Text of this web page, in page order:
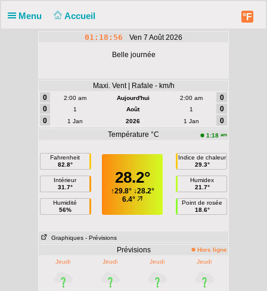
Menu Accueil °F
01:18:57 Ven 7 Août 2026
Belle journée
Maxi. Vent | Rafale - km/h
0
2:00 am Aujourd'hui 2:00 am
0
0
1 Août 1
0
0
1 Jan 2026 1 Jan
0
Température °C
1:18 am
Fahrenheit
82.8°
Intérieur
31.7°
Humidité
56%
28.2°
↑29.8°↓28.2°
6.4°
Indice de chaleur
29.3°
Humidex
21.7°
Point de rosée
18.6°
Graphiques - Prévisions
Prévisions
Hors ligne
Jeudi
Jeudi Jeudi Jeudi